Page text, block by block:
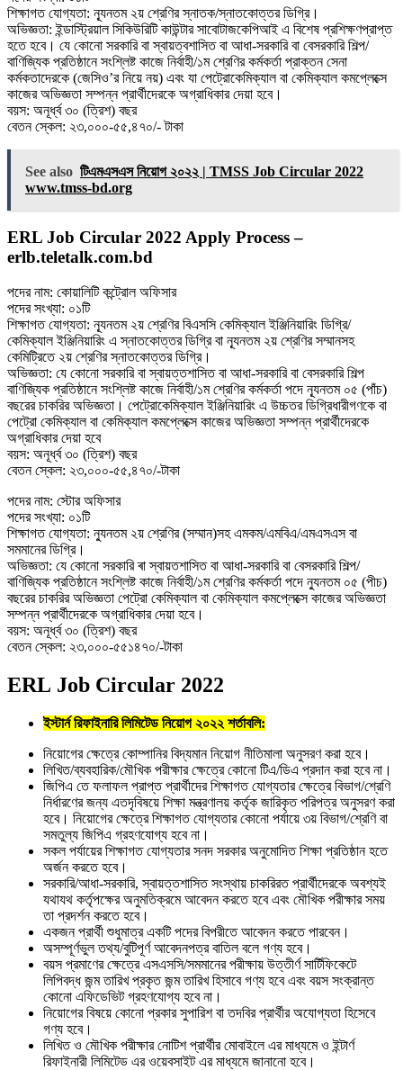
শিক্ষাগত যোগ্যতা: ন্যূনতম ২য় শ্রেণির স্নাতক/স্নাতকোত্তর ডিগ্রি।
অভিজ্ঞতা: ইন্ডাস্ট্রিয়াল সিকিউরিটি কাউন্টার সাবােটাজকেপিআই এ বিশেষ প্রশিক্ষণপ্রাপ্ত
হতে হবে। যে কোনাে সরকারি বা স্বায়ত্বশাসিত বা আধা-সরকারি বা বেসরকারি শিল্প/
বাণিজ্যিক প্রতিষ্ঠানে সংশ্লিষ্ট কাজে নির্বাহী/১ম শ্রেণির কর্মকর্তা প্রাক্তন সেনা
কর্মকতাদেরকে (জেসিও’র নিয়ে নয়) এবং যা পেট্রোকেমিক্যাল বা কেমিক্যাল কমপ্লেক্সে
কাজের অভিজ্ঞতা সম্পন্ন প্রার্থীদেরকে অগ্রাধিকার দেয়া হবে।
বয়স: অনূর্ধ্ব ৩০ (ত্রিশ) বছর
বেতন স্কেল: ২৩,০০০-৫৫,৪৭০/- টাকা
See also টিএমএসএস নিয়োগ ২০২২ | TMSS Job Circular 2022
www.tmss-bd.org
ERL Job Circular 2022 Apply Process –
erlb.teletalk.com.bd
পদের নাম: কোয়ালিটি কন্ট্রোল অফিসার
পদের সংখ্যা: ০১টি
শিক্ষাগত যোগ্যতা: ন্যূনতম ২য় শ্রেণির বিএসসি কেমিক্যাল ইঞ্জিনিয়ারিং ডিগ্রি/
কেমিক্যাল ইঞ্জিনিয়ারিং এ স্নাতকোত্তর ডিগ্রি বা ন্যূনতম ২য় শ্রেণির সম্মানসহ
কেমিট্রিতে ২য় শ্রেণির স্নাতকোত্তর ডিগ্রি।
অভিজ্ঞতা: যে কোনাে সরকারি বা স্বায়ত্তশাসিত বা আধা-সরকারি বা বেসরকারি শিল্প
বাণিজ্যিক প্রতিষ্ঠানে সংশ্লিষ্ট কাজে নির্বাহী/১ম শ্রেণির কর্মকর্তা পদে ন্যূনতম ০৫ (পাঁচ)
বছরের চাকরির অভিজ্ঞতা। পেট্রোকেমিক্যাল ইঞ্জিনিয়ারিং এ উচ্চতর ডিগ্রিধারীগণকে বা
পেট্রো কেমিক্যাল বা কেমিক্যাল কমপ্লেক্সে কাজের অভিজ্ঞতা সম্পন্ন প্রার্থীদেরকে
অগ্রাধিকার দেয়া হবে
বয়স: অনূর্ধ্ব ৩০ (ত্রিশ) বছর
বেতন স্কেল: ২৩,০০০-৫৫,৪৭০/-টাকা
পদের নাম: স্টোর অফিসার
পদের সংখ্যা: ০১টি
শিক্ষাগত যোগ্যতা: ন্যুনতম ২য় শ্রেণির (সম্মান)সহ এমকম/এমবিএ/এমএসএস বা
সমমানের ডিগ্রি।
অভিজ্ঞতা: যে কোনো সরকারি ৰা স্বায়তশাসিত বা আধা-সরকারি বা বেসরকারি শিল্প/
বাণিজ্যিক প্রতিষ্ঠানে সংশ্লিষ্ট কাজে নির্বাহী/১ম শ্রেণির কর্মকর্তা পদে ন্যুনতম ০৫ (পীচ)
বছরের চাকরির অভিজ্ঞতা পেট্রো কেমিক্যাল বা কেমিক্যাল কমপ্লেক্সে কাজের অভিজ্ঞতা
সম্পন্ন প্রার্থীদেরকে অগ্রাধিকার দেয়া হবে।
বয়স: অনূর্ধ্ব ৩০ (ত্রিশ) বছর
বেতন স্কেল: ২৩,০০০-৫৫১৪৭০/-টাকা
ERL Job Circular 2022
ইস্টার্ন রিফাইনারি লিমিটেড নিয়োগ ২০২২ শর্তাবলি:
নিয়োগের ক্ষেত্রে কোম্পানির বিদ্যমান নিয়োগ নীতিমালা অনুসরণ করা হবে।
লিখিত/ব্যবহারিক/মৌখিক পরীক্ষার ক্ষেত্রে কোনো টিএ/ডিএ প্রদান করা হবে না।
জিপিএ তে ফলাফল প্রাপ্ত প্রার্থীদের শিক্ষাগত যোগ্যতার ক্ষেত্রে বিভাগ/শ্রেণি
নির্ধারণের জন্য এতদৃবিষয়ে শিক্ষা মন্ত্রণালয় কর্তৃক জারিকৃত পরিপত্র অনুসরণ করা
হবে। নিয়োগের ক্ষেত্রে শিক্ষাগত যোগ্যতার কোনো পর্যায়ে ৩য় বিভাগ/শ্রেণি বা
সমতুল্য জিপিএ গ্রহণযোগ্য হবে না।
সকল পর্যায়ের শিক্ষাগত যোগ্যতার সনদ সরকার অনুমোদিত শিক্ষা প্রতিষ্ঠান হতে
অর্জন করতে হবে।
সরকারি/আধা-সরকারি, স্বায়ত্তশাসিত সংস্থায় চাকরিরত প্রার্থীদেরকে অবশ্যই
যথাযথ কর্তৃপক্ষের অনুমতিক্রমে আবেদন করতে হবে এবং মৌখিক পরীক্ষার সময়
তা প্রদর্শন করতে হবে।
একজন প্রার্থী শুধুমাত্র একটি পদের বিপরীতে আবেদন করতে পারবেন।
অসম্পূর্ণভুল তথ্য/বুটিপূর্ণ আবেদনপত্র বাতিল বলে গণ্য হবে।
বয়স প্রমাণের ক্ষেত্রে এসএসসি/সমমানের পরীক্ষায় উত্তীর্ণ সার্টিফিকেটে
লিপিবদ্ধ জন্ম তারিখ প্রকৃত জন্ম তারিখ হিসাবে গণ্য হবে এবং বয়স সংক্রান্ত
কোনো এফিডেভিট গ্রহণযোগ্য হবে না।
নিয়োগের বিষয়ে কোনো প্রকার সুপারিশ বা তদবির প্রার্থীর অযোগ্যতা হিসেবে
গণ্য হবে।
লিখিত ও মৌখিক পরীক্ষার নোটিশ প্রার্থীর মোবাইলে এর মাধ্যমে ও ইন্টার্ণ
রিফাইনারী লিমিটেড এর ওয়েবসাইট এর মাধ্যমে জানানো হবে।